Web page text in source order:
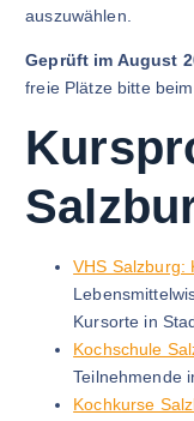
auszuwählen.
Geprüft im August
freie Plätze bitte
VHS Salzburg:
Kursorte in
Kochschule
Teilnehmende
Kochkurse